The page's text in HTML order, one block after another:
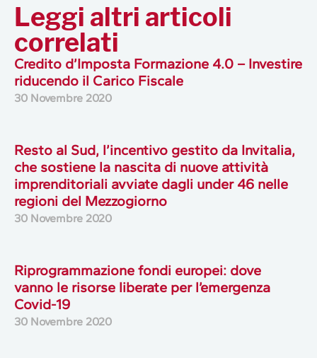
Leggi altri articoli
correlati
Credito d’Imposta Formazione 4.0 – Investire
riducendo il Carico Fiscale
30 Novembre 2020
Resto al Sud, l’incentivo gestito da Invitalia,
che sostiene la nascita di nuove attività
imprenditoriali avviate dagli under 46 nelle
regioni del Mezzogiorno
30 Novembre 2020
Riprogrammazione fondi europei: dove
vanno le risorse liberate per l’emergenza
Covid-19
30 Novembre 2020